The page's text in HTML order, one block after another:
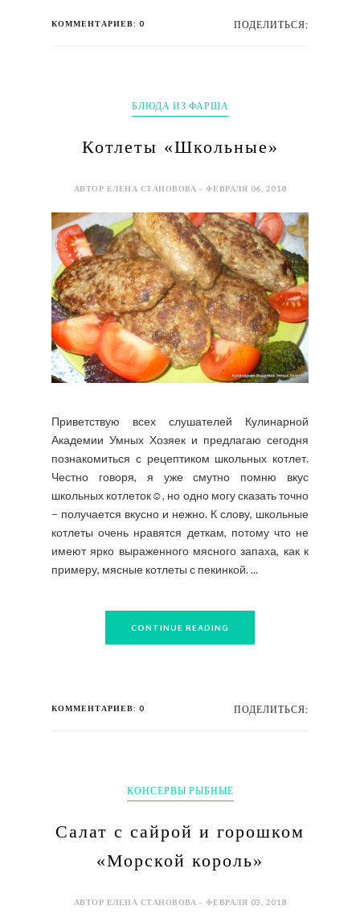
КОММЕНТАРИЕВ: 0 ПОДЕЛИТЬСЯ:
БЛЮДА ИЗ ФАРША
Котлеты «Школьные»
АВТОР ЕЛЕНА СТАНОВОВА - ФЕВРАЛЯ 06, 2018
Приветствую всех слушателей Кулинарной
Академии Умных Хозяек и предлагаю сегодня
познакомиться с рецептиком школьных котлет.
Честно говоря, я уже смутно помню вкус
школьных котлеток☺, но одно могу сказать точно
– получается вкусно и нежно. К слову, школьные
котлеты очень нравятся деткам, потому что не
имеют ярко выраженного мясного запаха, как к
примеру, мясные котлеты с пекинкой. ...
CONTINUE READING
КОММЕНТАРИЕВ: 0 ПОДЕЛИТЬСЯ:
КОНСЕРВЫ РЫБНЫЕ
Салат с сайрой и горошком
«Морской король»
АВТОР ЕЛЕНА СТАНОВОВА - ФЕВРАЛЯ 03, 2018